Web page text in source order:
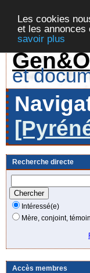
Les cookies
et les
savoir plus
Gen&O
et
Recherche directe
Intéressé(e)
Mère, conjoint,
Accès membres